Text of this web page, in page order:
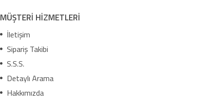
MÜŞTERİ HİZMETLERİ
İletişim
Sipariş Takibi
S.S.S.
Detaylı Arama
Hakkımızda